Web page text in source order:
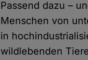
Passend dazu –
Menschen von
in
wildlebenden